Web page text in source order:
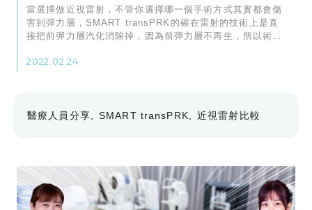
當選擇做近視雷射，不管你選擇哪一個手術方式其實都會傷
害到彈力層，SMART transPRK的確在雷射的技術上是直
接把前彈力層汽化消除掉，因為前彈力層不再生，所以術後
2022.02.24
醫療人員分享 SMART transPRK 近視雷射比較